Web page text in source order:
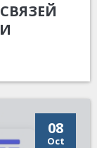
08
Oct